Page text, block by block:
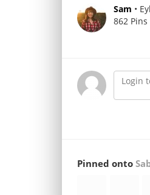
Sam •
862 Pins
Pinned onto